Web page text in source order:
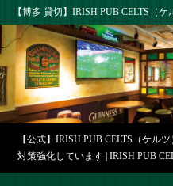
【博多 貸切】IRISH PUB CELTS（
【公式】IRISH PUB CELTS（ケル
対策強化しています | IRISH PUB